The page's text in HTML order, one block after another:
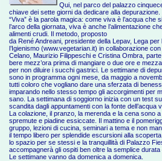
Qui, nel parco del palazzo
chiave dei sette giorni da dedicare alla depurazione.
“Viva” è la parola magica: come viva è l’acqua che
l’arco della giornata, viva è anche l’alimentazione
alimenti crudi. Il metodo, proposto
da René Andreani, presidente della Lepav, Lega per
l’Igienismo (www.vegetarian.it) in collaborazione
Celano, Maurizio Filippeschi e Cristina Ombra, parte
bere mezz’ora prima di mangiare o due ore e
per non diluire i succhi gastrici. Le settimane di
sono in programma ogni mese, da maggio a
tutti coloro che vogliano dare una sferzata di
imparando nello stesso tempo gli accorgimenti per
sano. La settimana di soggiorno inizia con un test
scandita dagli appuntamenti con la fonte dell’acqua
La colazione, il pranzo, la merenda e la cena sono
spremute e piadine essiccate. Il mattino e il
gruppo, lezioni di cucina, seminari a tema e non
il tempo libero per splendide escursioni alla
lo spazio per se stessi e la tranquillità di Palazzo
accompagnerà gli ospiti ben oltre la semplice durata
Le settimane vanno da domenica a domenica.